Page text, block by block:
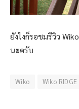
ยังไงก็รอชมรีวิว
นะครับ
Wiko Wiko RIDGE